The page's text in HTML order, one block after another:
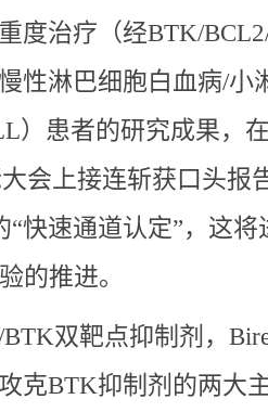
度治疗（经BTK/
性淋巴细胞白血病/小
）患者的研究成果，
会上接连斩获口头报
“快速通道认定”，这将
的推进。
双靶点抑制剂，
克BTK抑制剂的两大